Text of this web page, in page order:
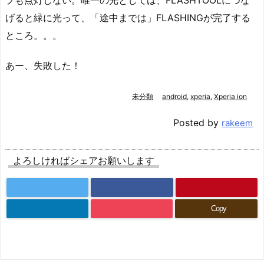
げると緑に光って、「途中までは」FLASHINGが完了する
ところ。。。
あー、失敗した！
未分類 android, xperia, Xperia ion
Posted by rakeem
よろしければシェアお願いします
Copy